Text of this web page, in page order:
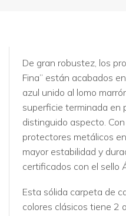
De gran robustez, los
Fina” están acabados
azul unido al lomo
superficie terminada en
distinguido aspecto.
protectores metálicos
mayor estabilidad y
certificados con el sello
Esta sólida carpeta de
colores clásicos tiene 2